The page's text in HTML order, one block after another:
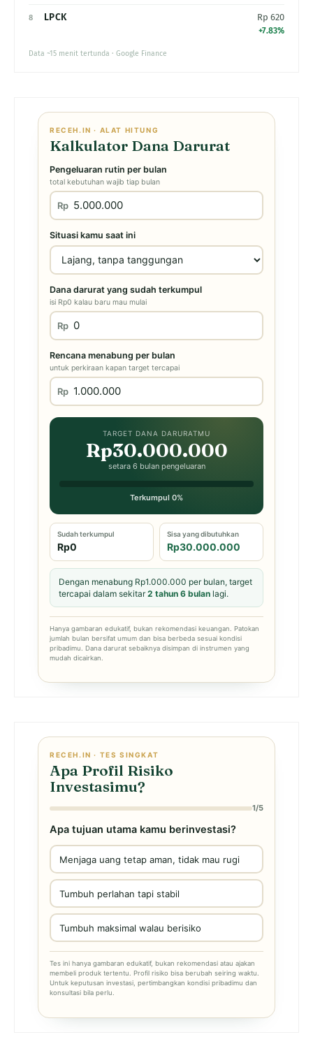
8 LPCK Rp 620
+7.83%
Data ~15 menit tertunda · Google Finance
RECEH.IN · ALAT HITUNG
Kalkulator Dana Darurat
Pengeluaran rutin per bulan
total kebutuhan wajib tiap bulan
Rp
Situasi kamu saat ini
Dana darurat yang sudah terkumpul
isi Rp0 kalau baru mau mulai
Rp
Rencana menabung per bulan
untuk perkiraan kapan target tercapai
Rp
TARGET DANA DARURATMU
Rp30.000.000
setara 6 bulan pengeluaran
Terkumpul 0%
Sudah terkumpul
Rp0
Sisa yang dibutuhkan
Rp30.000.000
Dengan menabung Rp1.000.000 per bulan, target
tercapai dalam sekitar2 tahun 6 bulan lagi.
Hanya gambaran edukatif, bukan rekomendasi keuangan. Patokan
jumlah bulan bersifat umum dan bisa berbeda sesuai kondisi
pribadimu. Dana darurat sebaiknya disimpan di instrumen yang
mudah dicairkan.
RECEH.IN · TES SINGKAT
Apa Profil Risiko
Investasimu?
1/5
Apa tujuan utama kamu berinvestasi?
Menjaga uang tetap aman, tidak mau rugi
Tumbuh perlahan tapi stabil
Tumbuh maksimal walau berisiko
Tes ini hanya gambaran edukatif, bukan rekomendasi atau ajakan
membeli produk tertentu. Profil risiko bisa berubah seiring waktu.
Untuk keputusan investasi, pertimbangkan kondisi pribadimu dan
konsultasi bila perlu.